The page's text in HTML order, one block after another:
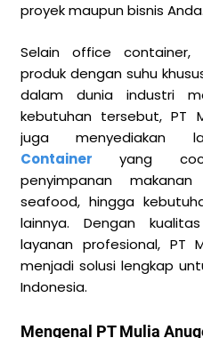
proyek maupun bisnis Anda.
Selain office container,
produk dengan suhu
dalam dunia industri
kebutuhan tersebut, PT
juga menyediakan
Container
yang
penyimpanan
seafood, hingga
lainnya. Dengan
layanan profesional, PT
menjadi solusi lengkap
Indonesia.
Mengenal PT Mulia